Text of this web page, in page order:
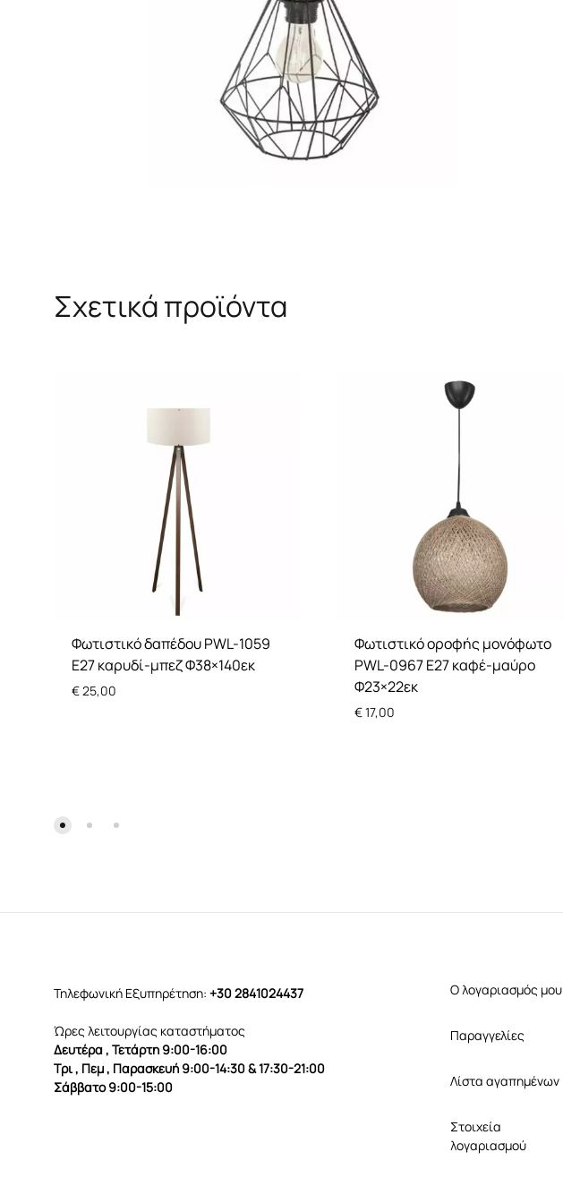
Σχετικά προϊόντα
Φωτιστικό δαπέδου PWL-1059
Ε27 καρυδί-μπεζ Φ38×140εκ
€25,00
Φωτιστικό οροφής μονόφωτο
PWL-0967 Ε27 καφέ-μαύρο
Φ23×22εκ
€17,00
Τηλεφωνική Εξυπηρέτηση: +30 2841024437
Ώρες λειτουργίας καταστήματος
Δευτέρα , Τετάρτη 9:00-16:00
Τρι , Πεμ , Παρασκευή 9:00-14:30 & 17:30-21:00
Σάββατο 9:00-15:00
Ο λογαριασμός μου
Παραγγελίες
Λίστα αγαπημένων
Στοιχεία
λογαριασμού